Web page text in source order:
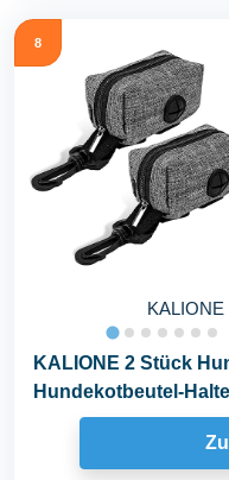
8
KALIONE
KALIONE 2 Stück
Hundekotbeutel-
Spender mit...